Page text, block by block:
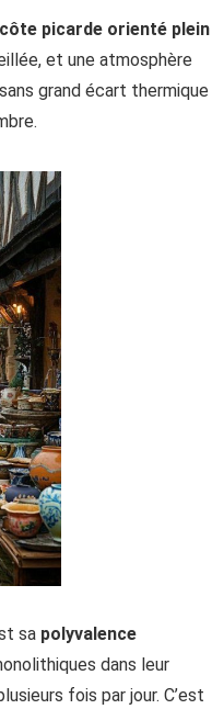
picarde orienté plein
et une atmosphère
grand écart thermique
sa polyvalence
dans leur
fois par jour. C’est